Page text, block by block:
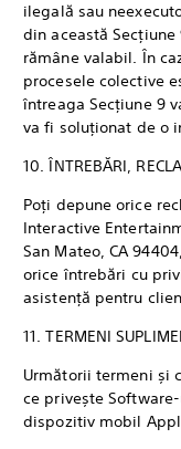
ilegală sau
din această
rămâne valabil. În
procesele colective
întreaga Secțiune 9
va fi soluționat de o
10. ÎNTREBĂRI,
Poți depune orice
Interactive
San Mateo, CA
orice întrebări cu
asistență pentru
11. TERMENI
Următorii termeni și
ce privește
dispozitiv mobil